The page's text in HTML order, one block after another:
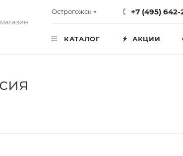
Острогожск +7 (495) 642-
КАТАЛОГ АКЦИИ